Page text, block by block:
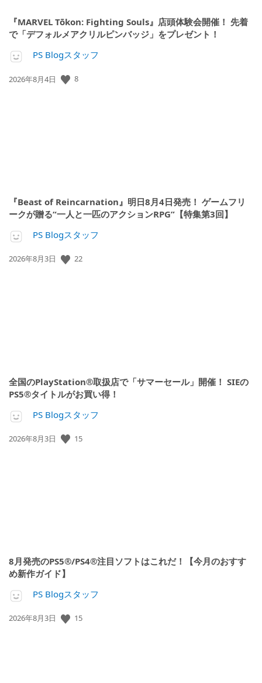
『MARVEL Tōkon: Fighting Souls』店頭体験会開催！ 先着
で「デフォルメアクリルピンバッジ」をプレゼント！
PS Blogスタッフ
公
2026年8月4日 8
『Beast of Reincarnation』明日8月4日発売！ ゲームフリ
ークが贈る“一人と一匹のアクションRPG”【特集第3回】
PS Blogスタッフ
公
2026年8月3日 22
全国のPlayStation®取扱店で「サマーセール」開催！ SIEの
PS5®タイトルがお買い得！
PS Blogスタッフ
公
2026年8月3日 15
8月発売のPS5®/PS4®注目ソフトはこれだ！【今月のおすす
め新作ガイド】
PS Blogスタッフ
公
2026年8月3日 15